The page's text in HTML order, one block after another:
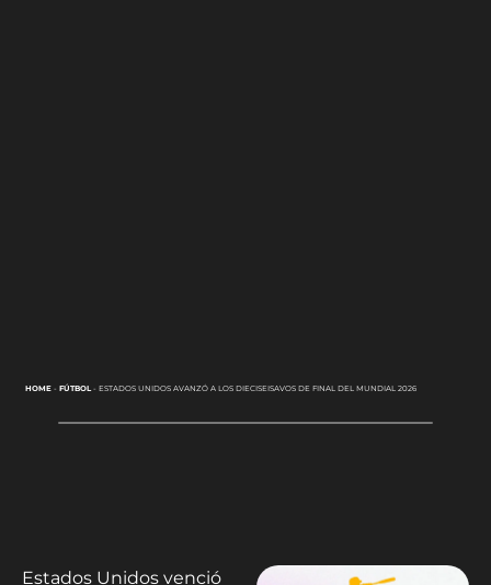
HOME- FÚTBOL - ESTADOS UNIDOS AVANZÓ A LOS DIECISEISAVOS DE FINAL DEL MUNDIAL 2026
Estados Unidos venció